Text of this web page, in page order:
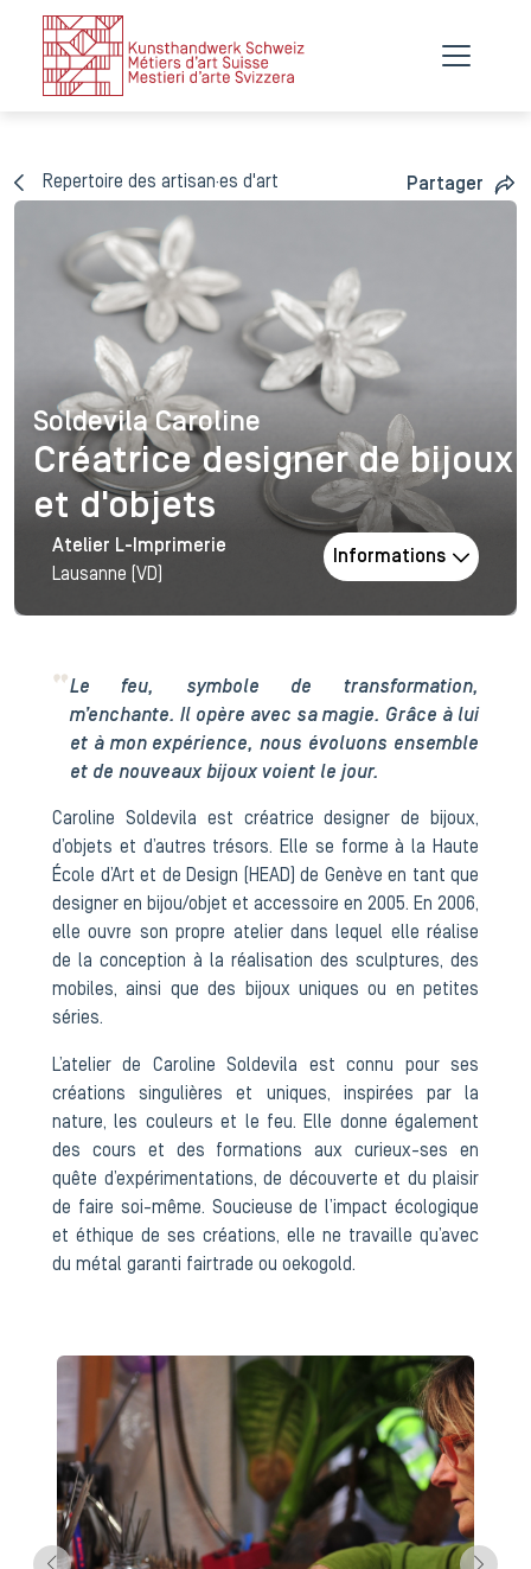
Repertoire des artisan·es d'art Partager
Soldevila Caroline
Soldevila Caroline
Créatrice designer de bijoux
et d'objets
Atelier L-Imprimerie
Lausanne (VD)
Informations
Le feu, symbole de transformation,
m’enchante. Il opère avec sa magie. Grâce à lui
et à mon expérience, nous évoluons ensemble
et de nouveaux bijoux voient le jour.
Caroline Soldevila est créatrice designer de bijoux,
d’objets et d’autres trésors. Elle se forme à la Haute
École d’Art et de Design (HEAD) de Genève en tant que
designer en bijou/objet et accessoire en 2005. En 2006,
elle ouvre son propre atelier dans lequel elle réalise
de la conception à la réalisation des sculptures, des
mobiles, ainsi que des bijoux uniques ou en petites
séries.
L’atelier de Caroline Soldevila est connu pour ses
créations singulières et uniques, inspirées par la
nature, les couleurs et le feu. Elle donne également
des cours et des formations aux curieux-ses en
quête d’expérimentations, de découverte et du plaisir
de faire soi-même. Soucieuse de l’impact écologique
et éthique de ses créations, elle ne travaille qu’avec
du métal garanti fairtrade ou oekogold.